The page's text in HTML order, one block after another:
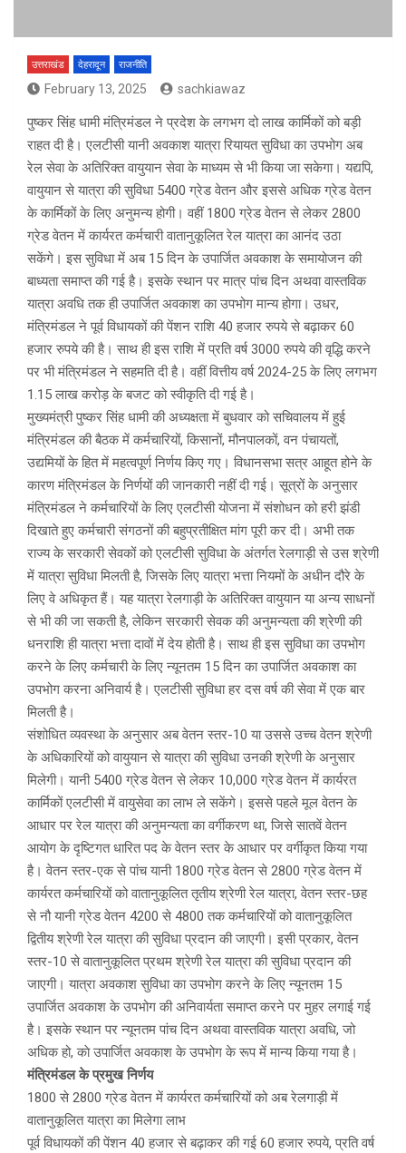
उत्तराखंड देहरादून राजनीति
February 13, 2025 sachkiawaz
पुष्कर सिंह धामी मंत्रिमंडल ने प्रदेश के लगभग दो लाख कार्मिकों को बड़ी
राहत दी है। एलटीसी यानी अवकाश यात्रा रियायत सुविधा का उपभोग अब
रेल सेवा के अतिरिक्त वायुयान सेवा के माध्यम से भी किया जा सकेगा। यद्यपि,
वायुयान से यात्रा की सुविधा 5400 ग्रेड वेतन और इससे अधिक ग्रेड वेतन
के कार्मिकों के लिए अनुमन्य होगी। वहीं 1800 ग्रेड वेतन से लेकर 2800
ग्रेड वेतन में कार्यरत कर्मचारी वातानुकूलित रेल यात्रा का आनंद उठा
सकेंगे। इस सुविधा में अब 15 दिन के उपार्जित अवकाश के समायोजन की
बाध्यता समाप्त की गई है। इसके स्थान पर मात्र पांच दिन अथवा वास्तविक
यात्रा अवधि तक ही उपार्जित अवकाश का उपभोग मान्य होगा। उधर,
मंत्रिमंडल ने पूर्व विधायकों की पेंशन राशि 40 हजार रुपये से बढ़ाकर 60
हजार रुपये की है। साथ ही इस राशि में प्रति वर्ष 3000 रुपये की वृद्धि करने
पर भी मंत्रिमंडल ने सहमति दी है। वहीं वित्तीय वर्ष 2024-25 के लिए लगभग
1.15 लाख करोड़ के बजट को स्वीकृति दी गई है।
मुख्यमंत्री पुष्कर सिंह धामी की अध्यक्षता में बुधवार को सचिवालय में हुई
मंत्रिमंडल की बैठक में कर्मचारियों, किसानों, मौनपालकों, वन पंचायतों,
उद्यमियों के हित में महत्वपूर्ण निर्णय किए गए। विधानसभा सत्र आहूत होने के
कारण मंत्रिमंडल के निर्णयों की जानकारी नहीं दी गई। सूत्रों के अनुसार
मंत्रिमंडल ने कर्मचारियों के लिए एलटीसी योजना में संशोधन को हरी झंडी
दिखाते हुए कर्मचारी संगठनों की बहुप्रतीक्षित मांग पूरी कर दी। अभी तक
राज्य के सरकारी सेवकों को एलटीसी सुविधा के अंतर्गत रेलगाड़ी से उस श्रेणी
में यात्रा सुविधा मिलती है, जिसके लिए यात्रा भत्ता नियमों के अधीन दौरे के
लिए वे अधिकृत हैं। यह यात्रा रेलगाड़ी के अतिरिक्त वायुयान या अन्य साधनों
से भी की जा सकती है, लेकिन सरकारी सेवक की अनुमन्यता की श्रेणी की
धनराशि ही यात्रा भत्ता दावों में देय होती है। साथ ही इस सुविधा का उपभोग
करने के लिए कर्मचारी के लिए न्यूनतम 15 दिन का उपार्जित अवकाश का
उपभोग करना अनिवार्य है। एलटीसी सुविधा हर दस वर्ष की सेवा में एक बार
मिलती है।
संशोधित व्यवस्था के अनुसार अब वेतन स्तर-10 या उससे उच्च वेतन श्रेणी
के अधिकारियों को वायुयान से यात्रा की सुविधा उनकी श्रेणी के अनुसार
मिलेगी। यानी 5400 ग्रेड वेतन से लेकर 10,000 ग्रेड वेतन में कार्यरत
कार्मिकों एलटीसी में वायुसेवा का लाभ ले सकेंगे। इससे पहले मूल वेतन के
आधार पर रेल यात्रा की अनुमन्यता का वर्गीकरण था, जिसे सातवें वेतन
आयोग के दृष्टिगत धारित पद के वेतन स्तर के आधार पर वर्गीकृत किया गया
है। वेतन स्तर-एक से पांच यानी 1800 ग्रेड वेतन से 2800 ग्रेड वेतन में
कार्यरत कर्मचारियों को वातानुकूलित तृतीय श्रेणी रेल यात्रा, वेतन स्तर-छह
से नौ यानी ग्रेड वेतन 4200 से 4800 तक कर्मचारियों को वातानुकूलित
द्वितीय श्रेणी रेल यात्रा की सुविधा प्रदान की जाएगी। इसी प्रकार, वेतन
स्तर-10 से वातानुकूलित प्रथम श्रेणी रेल यात्रा की सुविधा प्रदान की
जाएगी। यात्रा अवकाश सुविधा का उपभोग करने के लिए न्यूनतम 15
उपार्जित अवकाश के उपभोग की अनिवार्यता समाप्त करने पर मुहर लगाई गई
है। इसके स्थान पर न्यूनतम पांच दिन अथवा वास्तविक यात्रा अवधि, जो
अधिक हो, काे उपार्जित अवकाश के उपभोग के रूप में मान्य किया गया है।
मंत्रिमंडल के प्रमुख निर्णय
1800 से 2800 ग्रेड वेतन में कार्यरत कर्मचारियों को अब रेलगाड़ी में
वातानुकूलित यात्रा का मिलेगा लाभ
पूर्व विधायकों की पेंशन 40 हजार से बढ़ाकर की गई 60 हजार रुपये, प्रति वर्ष